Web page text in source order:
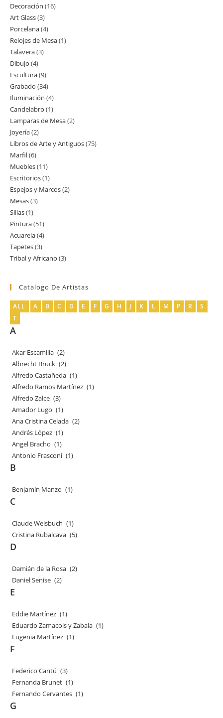
productos
Decoración 1616
Art Glass 33
productos
Porcelana 44
productos
Relojes de Mesa 11
Talavera 33
Dibujo 44
productos
Escultura 99
productos
Grabado 3434
productos
Iluminación 44
productos
Candelabro 11
producto
Lamparas de Mesa 22
Joyería 22
productos
Libros de Arte y Antiguos 7575
Marfil 66
productos
Muebles 1111
productos
Escritorios 11
producto
Espejos y Marcos 22
Mesas 33
Sillas 11
producto
Pintura 5151
productos
Acuarela 44
productos
Tapetes 33
productos
Tribal y Africano 33
Catalogo De Artistas
ALL A B C D E F G H J K L M P R
S
T
A
Akar Escamilla (2)
Albrecht Bruck (2)
Alfredo Castañeda (1)
Alfredo Ramos Martínez (1)
Alfredo Zalce (3)
Amador Lugo (1)
Ana Cristina Celada (2)
Andrés López (1)
Angel Bracho (1)
Antonio Frasconi (1)
B
Benjamín Manzo (1)
C
Claude Weisbuch (1)
Cristina Rubalcava (5)
D
Damián de la Rosa (2)
Daniel Senise (2)
E
Eddie Martínez (1)
Eduardo Zamacois y Zabala (1)
Eugenia Martínez (1)
F
Federico Cantú (3)
Fernanda Brunet (1)
Fernando Cervantes (1)
G